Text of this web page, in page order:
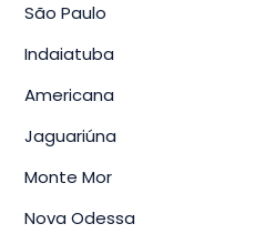
São Paulo
Indaiatuba
Americana
Jaguariúna
Monte Mor
Nova Odessa